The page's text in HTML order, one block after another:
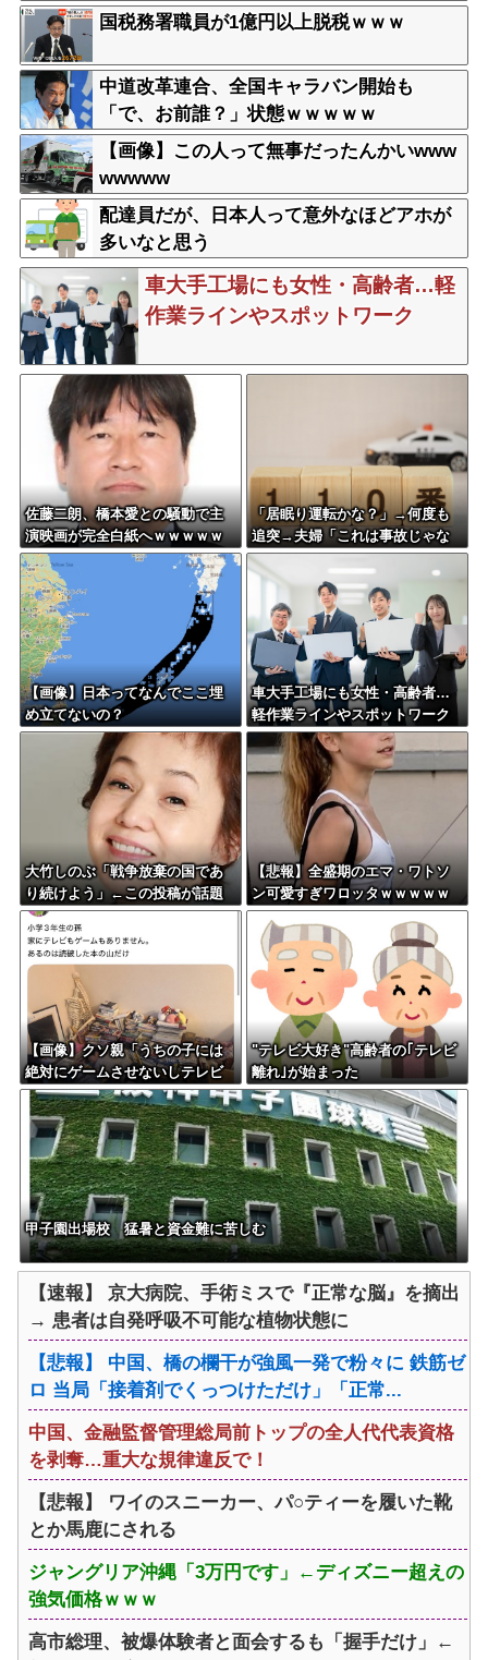
国税務署職員が1億円以上脱税ｗｗｗ
中道改革連合、全国キャラバン開始も
「で、お前誰？」状態ｗｗｗｗｗ
【画像】この人って無事だったんかいwww
wwwww
配達員だが、日本人って意外なほどアホが
多いなと思う
車大手工場にも女性・高齢者…軽
作業ラインやスポットワーク
佐藤二朗、橋本愛との騒動で主
演映画が完全白紙へｗｗｗｗｗ
「居眠り運転かな？」→何度も
追突→夫婦「これは事故じゃな
い」と気付く…
【画像】日本ってなんでここ埋
め立てないの？
車大手工場にも女性・高齢者…
軽作業ラインやスポットワーク
大竹しのぶ「戦争放棄の国であ
り続けよう」←この投稿が話題
に
【悲報】全盛期のエマ・ワトソ
ン可愛すぎワロッタｗｗｗｗｗ
ｗｗｗｗ
【画像】クソ親「うちの子には
絶対にゲームさせないしテレビ
も見させない！！！！！」
"テレビ大好き"高齢者の｢テレビ
離れ｣が始まった
甲子園出場校 猛暑と資金難に苦しむ
【速報】 京大病院、手術ミスで『正常な脳』を摘出
→ 患者は自発呼吸不可能な植物状態に
【悲報】 中国、橋の欄干が強風一発で粉々に 鉄筋ゼ
ロ 当局「接着剤でくっつけただけ」「正常...
中国、金融監督管理総局前トップの全人代代表資格
を剥奪…重大な規律違反で！
【悲報】 ワイのスニーカー、パ○ティーを履いた靴
とか馬鹿にされる
ジャングリア沖縄「3万円です」←ディズニー超えの
強気価格ｗｗｗ
高市総理、被爆体験者と面会するも「握手だけ」←